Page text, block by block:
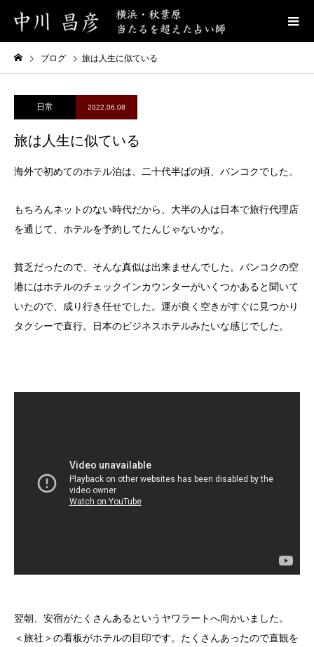
ブログ 旅は人生に似ている
日常 2022.06.08
旅は人生に似ている
海外で初めてのホテル泊は、二十代半ばの頃、バンコクでした。
もちろんネットのない時代だから、大半の人は日本で旅行代理店
を通じて、ホテルを予約してたんじゃないかな。
貧乏だったので、そんな真似は出来ませんでした。バンコクの空
港にはホテルのチェックインカウンターがいくつかあると聞いて
いたので、成り行き任せでした。運が良く空きがすぐに見つかり
タクシーで直行。日本のビジネスホテルみたいな感じでした。
翌朝、安宿がたくさんあるというヤワラートへ向かいました。
＜旅社＞の看板がホテルの目印です。たくさんあったので直観を